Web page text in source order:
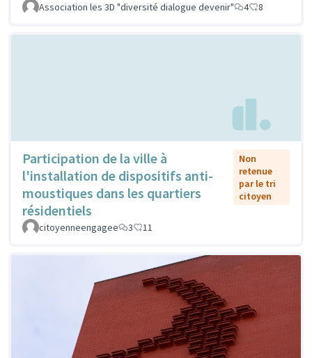
Association les 3D "diversité dialogue devenir" 4 8
Participation de la ville à
l'installation de dispositifs anti-
moustiques dans les quartiers
résidentiels
Non
retenue
par le tri
citoyen
citoyenneengagee 3 11